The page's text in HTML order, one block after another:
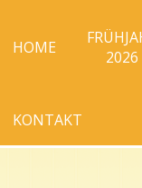
HOME
2026
KONTAKT